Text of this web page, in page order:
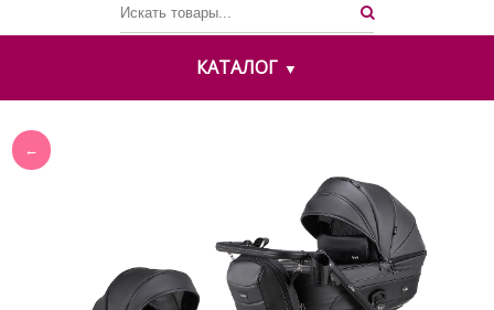
КАТАЛОГ